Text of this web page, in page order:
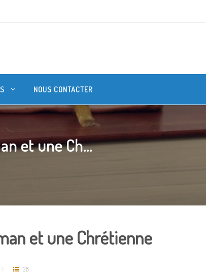
NOUS CONTACTER
et une Ch...
et une Chrétienne
36